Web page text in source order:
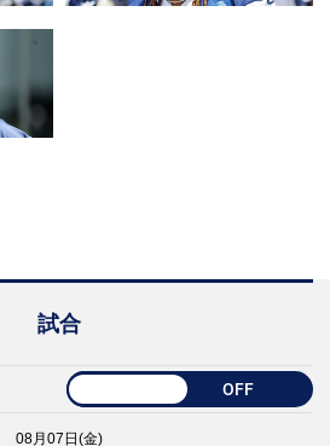
試合
OFF
08月07日(金)